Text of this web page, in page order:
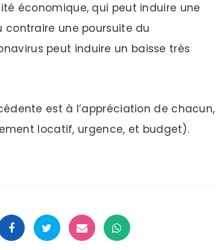
économique, qui peut induire une
contraire une poursuite du
peut induire un baisse très
est à l’appréciation de chacun,
locatif, urgence, et budget).